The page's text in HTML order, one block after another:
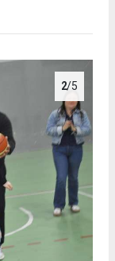
2/5